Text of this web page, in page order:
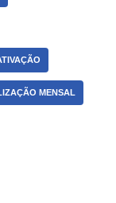
MENSAL